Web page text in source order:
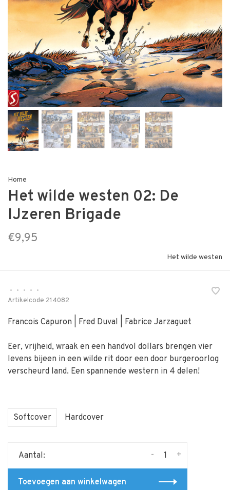
Home
Het wilde westen 02: De
IJzeren Brigade
€9,95
Het wilde westen
• • • •
•
Artikelcode 214082
Francois Capuron | Fred Duval | Fabrice Jarzaguet
Eer, vrijheid, wraak en een handvol dollars brengen vier
levens bijeen in een wilde rit door een door burgeroorlog
verscheurd land. Een spannende western in 4 delen!
Softcover Hardcover
Aantal: +
-
Toevoegen aan winkelwagen